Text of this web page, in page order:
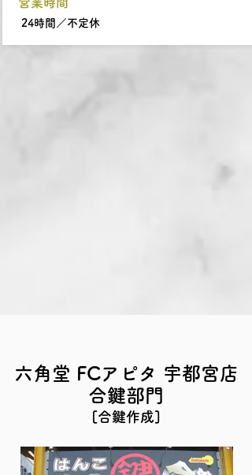
24時間／不定休
六角堂 FCアピタ 宇都宮店
合鍵部門
[合鍵作成]